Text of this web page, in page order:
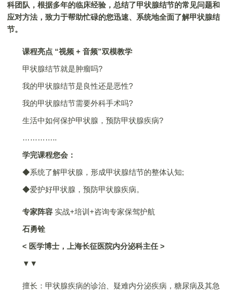
科团队，根据多年的临床经验，总结了甲状腺结节的常见问题和
应对方法，致力于帮助忙碌的您迅速、系统地全面了解甲状腺结
节。
课程亮点 “视频 + 音频”双模教学
甲状腺结节就是肿瘤吗?
我的甲状腺结节是良性还是恶性?
我的甲状腺结节需要外科手术吗?
生活中如何保护甲状腺，预防甲状腺疾病?
…………..
学完课程您会：
◆系统了解甲状腺，形成甲状腺结节的整体认知;
◆爱护好甲状腺，预防甲状腺疾病。
专家阵容 实战+培训+咨询专家保驾护航
石勇铨
< 医学博士，上海长征医院内分泌科主任 >
▼▼
擅长：甲状腺疾病的诊治、疑难内分泌疾病，糖尿病及其急